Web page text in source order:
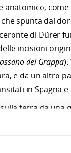
anatomico, come
spunta dal
di Dürer
incisioni
del Grappa).
e da un altro
in Spagna e
terra da una
anni fa